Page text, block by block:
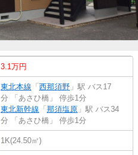
3.1万円
東北本線 「 西那須野 」駅 バス17
分 「あさひ橋」 停歩1分
東北新幹線 「 那須塩原 」駅 バス34
分 「あさひ橋」 停歩1分
1K(24.50㎡)